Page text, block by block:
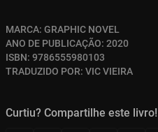
MARCA: GRAPHIC NOVEL
ANO DE PUBLICAÇÃO: 2020
ISBN: 9786555980103
TRADUZIDO POR: VIC VIEIRA
Curtiu? Compartilhe este livro!